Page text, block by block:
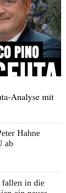
Analyse mit
Hahne
ab
fallen in die